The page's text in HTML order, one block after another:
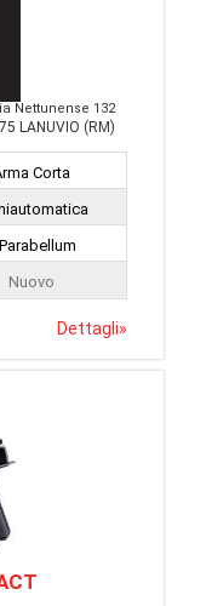
Nettunense 132
LANUVIO (RM)
Corta
Nuovo
Dettagli»